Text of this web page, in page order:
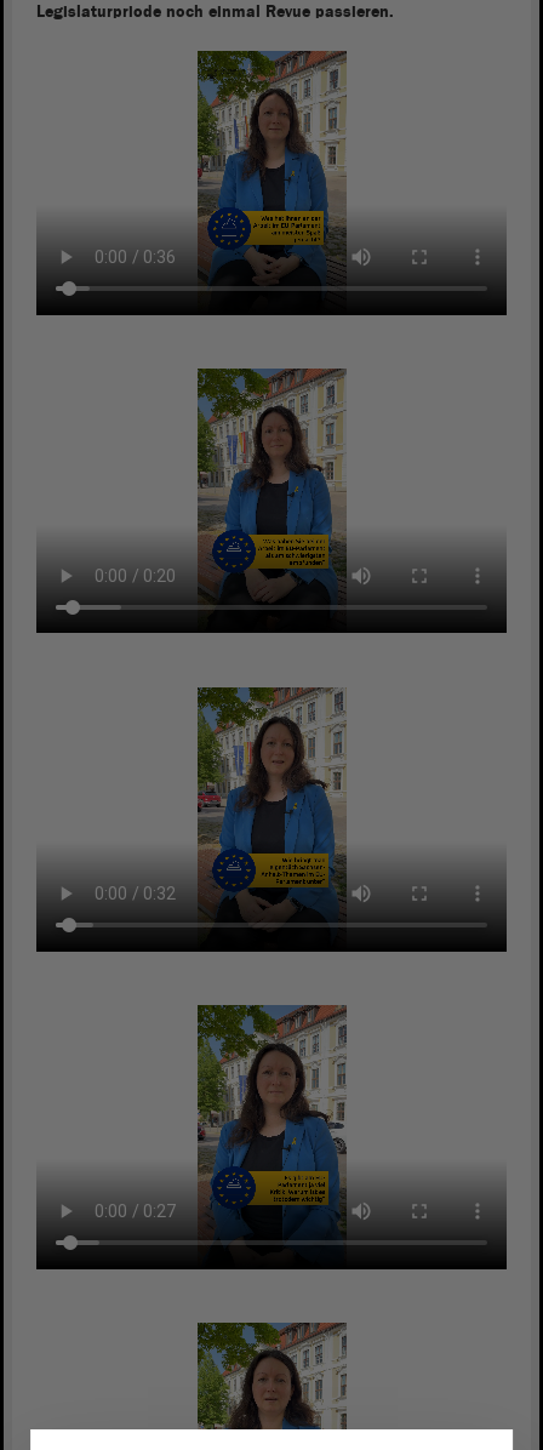
Legislaturpriode noch einmal Revue passieren.